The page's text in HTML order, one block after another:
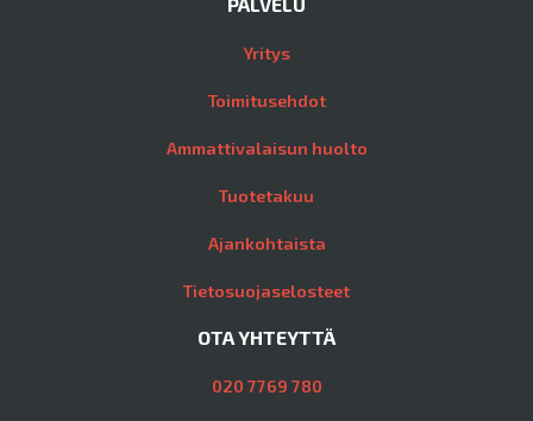
Yritys
Toimitusehdot
Ammattivalaisun huolto
Tuotetakuu
Ajankohtaista
Tietosuojaselosteet
OTA YHTEYTTÄ
020 7769 780